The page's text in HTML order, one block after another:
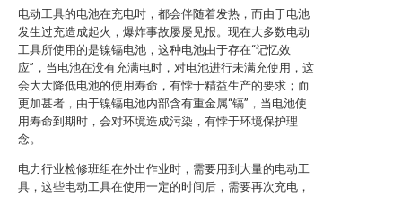
电动工具的电池在充电时，都会伴随着发热，而由于电池
发生过充造成起火，爆炸事故屡屡见报。现在大多数电动
工具所使用的是镍镉电池，这种电池由于存在“记忆效
应”，当电池在没有充满电时，对电池进行未满充使用，这
会大大降低电池的使用寿命，有悖于精益生产的要求；而
更加甚者，由于镍镉电池内部含有重金属“镉”，当电池使
用寿命到期时，会对环境造成污染，有悖于环境保护理
念。
电力行业检修班组在外出作业时，需要用到大量的电动工
具，这些电动工具在使用一定的时间后，需要再次充电，